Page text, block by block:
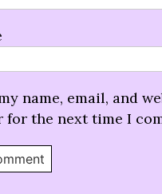
name, email, and
for the next time I